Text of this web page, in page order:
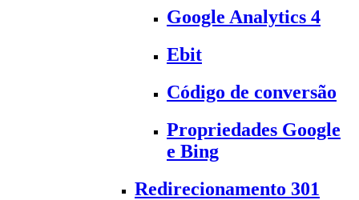
Google Analytics 4
Ebit
Código de conversão
Propriedades Google
e Bing
Redirecionamento 301